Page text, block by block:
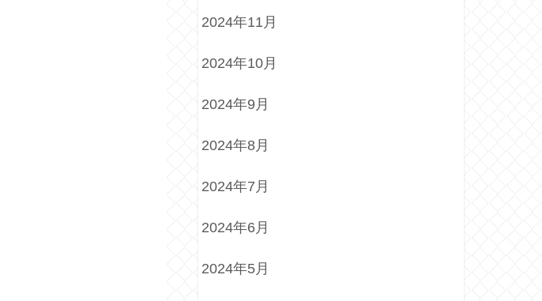
2024年11月
2024年10月
2024年9月
2024年8月
2024年7月
2024年6月
2024年5月